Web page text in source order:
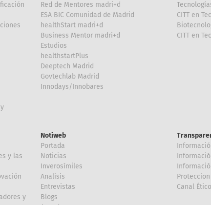
Red de Mentores madri+d
ESA BIC Comunidad de Madrid
healthStart madri+d
Business Mentor madri+d
Estudios
healthstartPlus
Deeptech Madrid
Govtechlab Madrid
Innodays/Innobares
CITT en
CITT en
y las
y
Notiweb
Portada
Noticias
Inverosímiles
Analisis
Entrevistas
Blogs
Canal Ético